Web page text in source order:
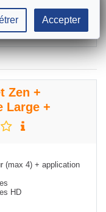
Zen +
Large +
(max 4) + application
HD
Accepter